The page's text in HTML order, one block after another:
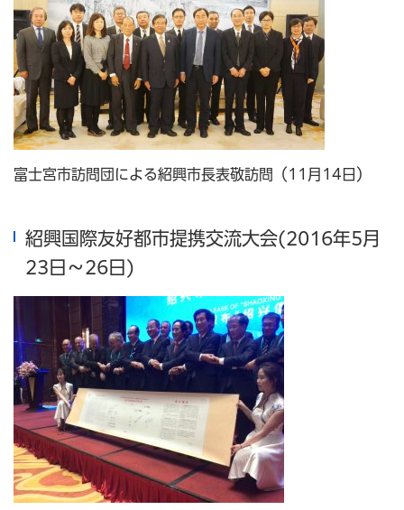
富士宮市訪問団による紹興市長表敬訪問（11月14日）
紹興国際友好都市提携交流大会(2016年5月
23日～26日)